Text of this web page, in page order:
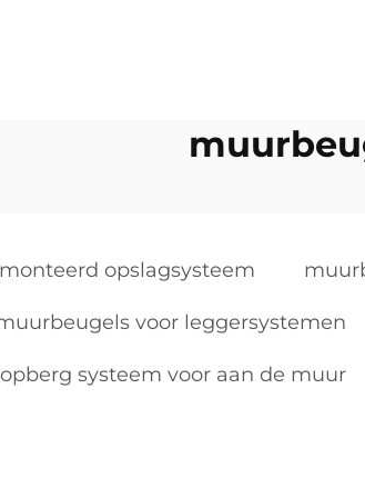
opslagsysteem
voor leggersystemen
systeem voor aan de muur